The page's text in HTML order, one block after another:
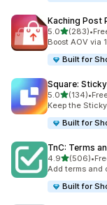
Kaching Post
5.0별 5개 중
(283)
총 리뷰 283개
•
Boost AOV via
Built for
Square:
5.0별 5개 중
(134)
총 리뷰 134개
•
Keep the
Built for
TnC: Terms
4.9별 5개 중
(506)
총 리뷰 506개
•
Add terms and
Built for